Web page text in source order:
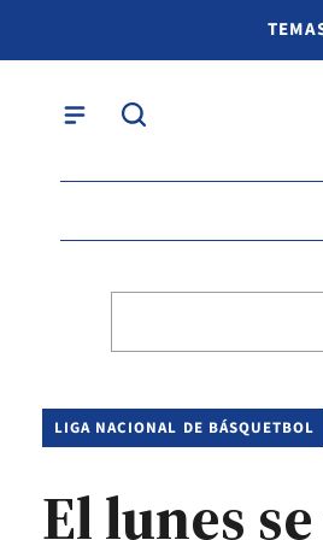
LIGA NACIONAL DE BÁSQUETBOL
El lunes